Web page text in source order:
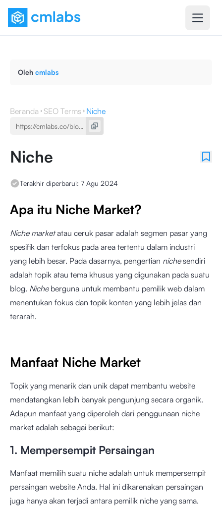
Oleh cmlabs
Beranda SEO Terms Niche
Niche
Terakhir diperbarui: 7 Agu 2024
Apa itu Niche Market?
Niche marketatau ceruk pasar adalah segmen pasar yang
spesifik dan terfokus pada area tertentu dalam industri
yang lebih besar. Pada dasarnya, pengertian nichesendiri
adalah topik atau tema khusus yang digunakan pada suatu
blog. Nicheberguna untuk membantu pemilik web dalam
menentukan fokus dan topik konten yang lebih jelas dan
terarah.
Manfaat Niche Market
Topik yang menarik dan unik dapat membantu website
mendatangkan lebih banyak pengunjung secara organik.
Adapun manfaat yang diperoleh dari penggunaan niche
market adalah sebagai berikut:
1. Mempersempit Persaingan
Manfaat memilih suatu niche adalah untuk mempersempit
persaingan website Anda. Hal ini dikarenakan persaingan
juga hanya akan terjadi antara pemilik niche yang sama.